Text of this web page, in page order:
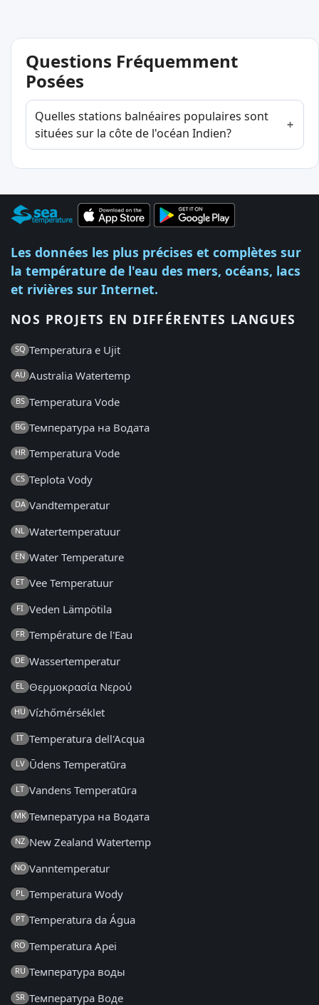
Questions Fréquemment
Posées
Quelles stations balnéaires populaires sont
situées sur la côte de l'océan Indien?
Les données les plus précises et complètes sur
la température de l'eau des mers, océans, lacs
et rivières sur Internet.
NOS PROJETS EN DIFFÉRENTES LANGUES
SQ Temperatura e Ujit
AU Australia Watertemp
BS Temperatura Vode
BG Температура на Водата
HR Temperatura Vode
CS Teplota Vody
DA Vandtemperatur
NL Watertemperatuur
EN Water Temperature
ET Vee Temperatuur
FI Veden Lämpötila
FR Température de l'Eau
DE Wassertemperatur
EL Θερμοκρασία Νερού
HU Vízhőmérséklet
IT Temperatura dell'Acqua
LV Ūdens Temperatūra
LT Vandens Temperatūra
MK Температура на Водата
NZ New Zealand Watertemp
NO Vanntemperatur
PL Temperatura Wody
PT Temperatura da Água
RO Temperatura Apei
RU Температура воды
SR Температура Воде